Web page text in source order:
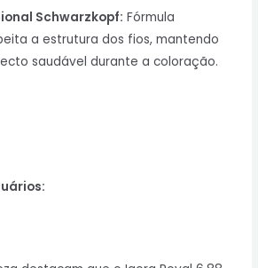
Schwarzkopf: Fórmula
a estrutura dos fios, mantendo
saudável durante a coloração.